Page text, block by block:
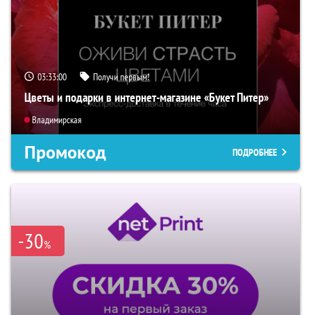
03:32:59 Получи первым!
Цветы и подарки в интернет-магазине «Букет Питер»
Владимирская
Промокод ПОДРОБНЕЕ
-30%